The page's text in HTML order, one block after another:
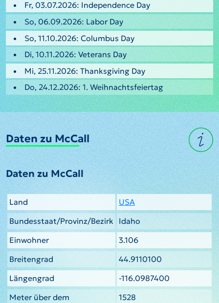
Fr, 03.07.2026: Independence Day
So, 06.09.2026: Labor Day
So, 11.10.2026: Columbus Day
Di, 10.11.2026: Veterans Day
Mi, 25.11.2026: Thanksgiving Day
Do, 24.12.2026: 1. Weihnachtsfeiertag
Daten zu McCall
Daten zu McCall
Land
USA
Bundesstaat/Provinz/Bezirk Idaho
Einwohner
3.106
Breitengrad
44.9110100
Längengrad
-116.0987400
Meter über dem
1528